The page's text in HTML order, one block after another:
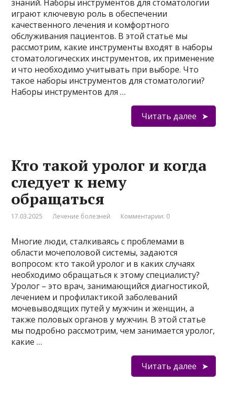
знаний. Наборы инструментов для стоматологии
играют ключевую роль в обеспечении
качественного лечения и комфортного
обслуживания пациентов. В этой статье мы
рассмотрим, какие инструменты входят в наборы
стоматологических инструментов, их применение
и что необходимо учитывать при выборе. Что
такое наборы инструментов для стоматологии?
Наборы инструментов для …
Читать далее
Кто такой уролог и когда
следует к нему
обращаться
17.03.2025 Лечение болезней Комментарии: 0
Многие люди, сталкиваясь с проблемами в
области мочеполовой системы, задаются
вопросом: кто такой уролог и в каких случаях
необходимо обращаться к этому специалисту?
Уролог – это врач, занимающийся диагностикой,
лечением и профилактикой заболеваний
мочевыводящих путей у мужчин и женщин, а
также половых органов у мужчин. В этой статье
мы подробно рассмотрим, чем занимается уролог,
какие …
Читать далее